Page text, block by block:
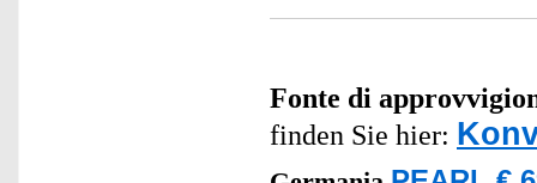
Fonte di
finden Sie hier: